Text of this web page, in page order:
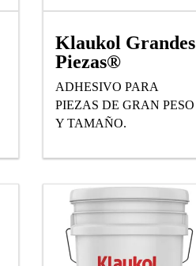
Klaukol Grandes
Piezas®
ADHESIVO PARA
PIEZAS DE GRAN PESO
Y TAMAÑO.